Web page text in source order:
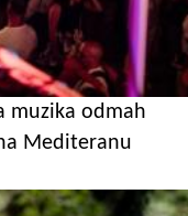
muzika odmah
Mediteranu